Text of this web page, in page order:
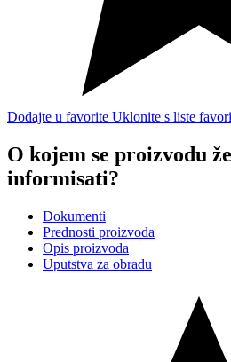
Dodajte u favorite Uklonite s liste
O kojem se proizvodu
informisati?
Dokumenti
Prednosti proizvoda
Opis proizvoda
Uputstva za obradu